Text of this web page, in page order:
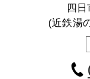
四
(近鉄湯